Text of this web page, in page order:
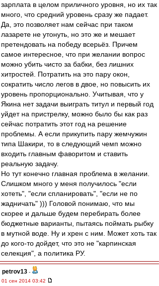
зарплата в целом приличного уровня, но их так
много, что средний уровень сразу же падает.
Да, это позволяет нам сейчас при таком
лазарете не утонуть, но это же и мешает
претендовать на победу всерьёз. Причем
самое интересное, что при желании вопрос
можно убить чисто за бабки, без лишних
хитростей. Потратить на это пару окон,
сократить число легов в двое, но повысить их
уровень пропорционально. Учитывая, что у
Якина нет задачи выиграть титул и первый год
уйдет на пристрелку, можно было бы как раз
сейчас потратить этот год на решение
проблемы. А если прикупить пару жемчужин
типа Шакири, то в следующий чемп можно
входить главным фаворитом и ставить
реальную задачу.
Но тут конечно главная проблема в желании.
Слишком много у меня получилось "если
хотеть", "если спланировать", "если не по
жадничать" ))) Головой понимаю, что мы
скорее и дальше будем перебирать более
бюджетные варианты, пытаясь поймать рыбку
в мутной воде. Ну и хрен с ним. Может хоть так
до кого-то дойдет, что это не "карпинская
селекция", а политика РУ.
petrov13 -
01 сен 2014 03:42